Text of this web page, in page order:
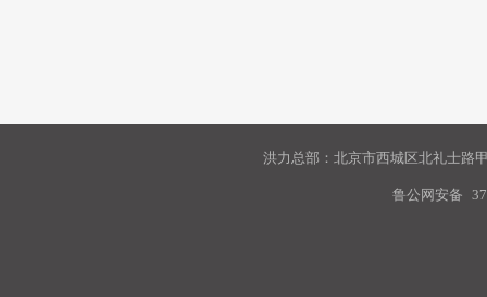
洪力总部：北京市西城区北礼士路
鲁公网安备